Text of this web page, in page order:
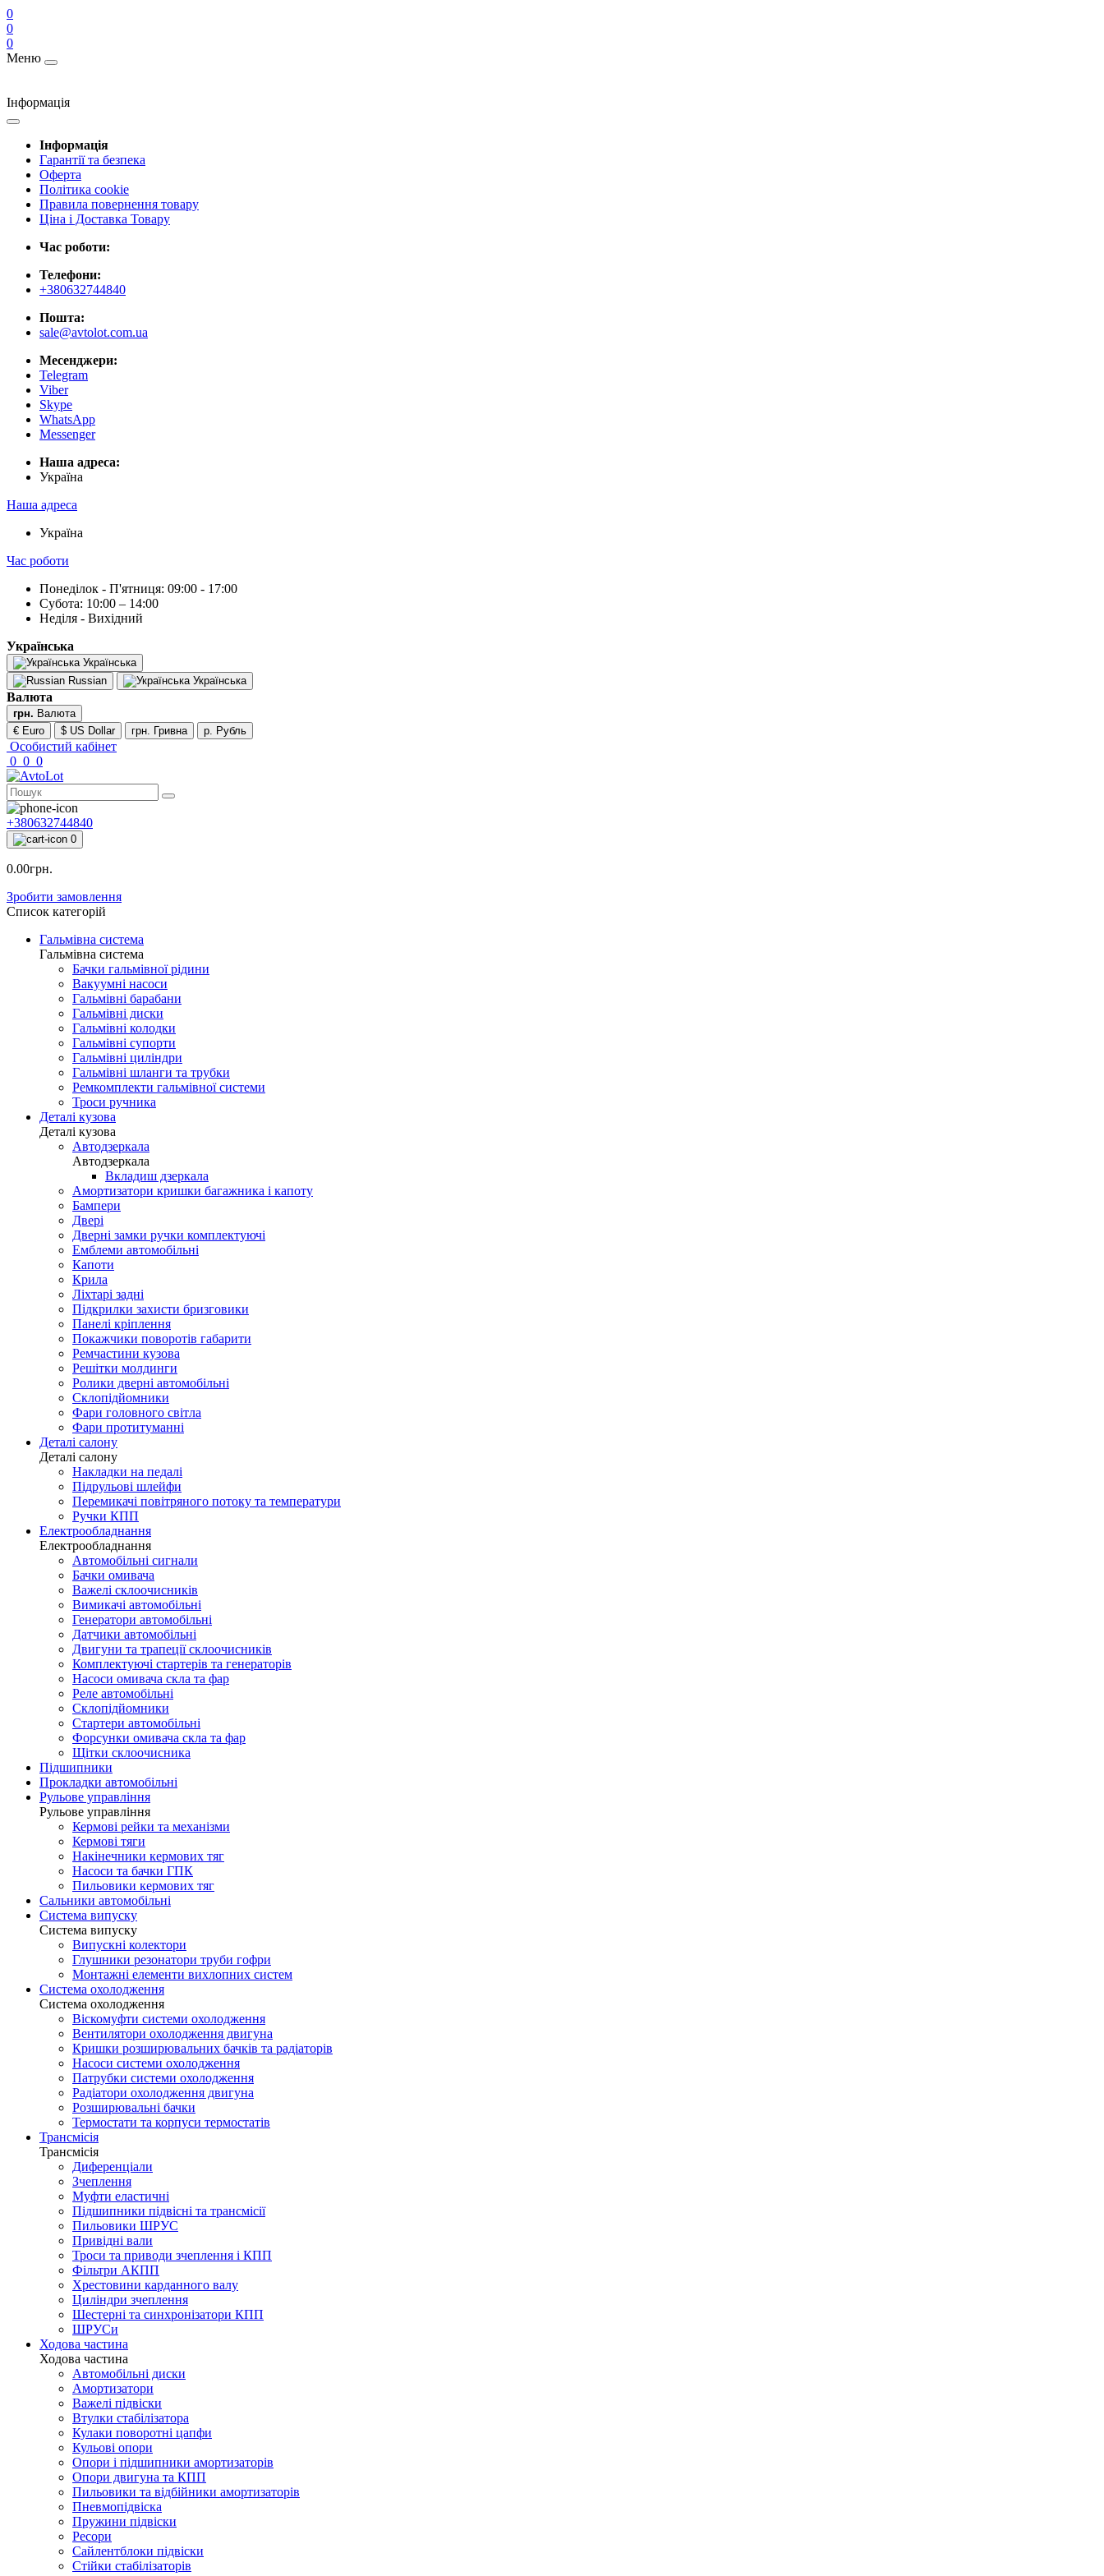
0
0
0
Меню
Інформація
Інформація
Гарантії та безпека
Оферта
Політика cookie
Правила повернення товару
Ціна і Доставка Товару
Час роботи:
Телефони:
+380632744840
Пошта:
sale@avtolot.com.ua
Месенджери:
Telegram
Viber
Skype
WhatsApp
Messenger
Наша адреса:
Українa
Наша адреса
Українa
Час роботи
Понеділок - П'ятниця: 09:00 - 17:00
Субота: 10:00 – 14:00
Неділя - Вихідний
Українська
Українська
Russian
Українська
Валюта
грн. Валюта
€ Euro
$ US Dollar грн. Гривна р. Рубль
Особистий кабінет
0 0 0
+380632744840
0
0.00грн.
Зробити замовлення
Список категорій
Гальмівна система
Гальмівна система
Бачки гальмівної рідини
Вакуумні насоси
Гальмівні барабани
Гальмівні диски
Гальмівні колодки
Гальмівні супорти
Гальмівні циліндри
Гальмівні шланги та трубки
Ремкомплекти гальмівної системи
Троси ручника
Деталі кузова
Деталі кузова
Автодзеркала
Автодзеркала
Вкладиш дзеркала
Амортизатори кришки багажника і капоту
Бампери
Двері
Дверні замки ручки комплектуючі
Емблеми автомобільні
Капоти
Крила
Ліхтарі задні
Підкрилки захисти бризговики
Панелі кріплення
Покажчики поворотів габарити
Ремчастини кузова
Решітки молдинги
Ролики дверні автомобільні
Склопідйомники
Фари головного світла
Фари протитуманні
Деталі салону
Деталі салону
Накладки на педалі
Підрульові шлейфи
Перемикачі повітряного потоку та температури
Ручки КПП
Електрообладнання
Електрообладнання
Автомобільні сигнали
Бачки омивача
Важелі склоочисників
Вимикачі автомобільні
Генератори автомобільні
Датчики автомобільні
Двигуни та трапеції склоочисників
Комплектуючі стартерів та генераторів
Насоси омивача скла та фар
Реле автомобільні
Склопідйомники
Стартери автомобільні
Форсунки омивача скла та фар
Щітки склоочисника
Підшипники
Прокладки автомобільні
Рульове управління
Рульове управління
Кермові рейки та механізми
Кермові тяги
Накінечники кермових тяг
Насоси та бачки ГПК
Пильовики кермових тяг
Сальники автомобільні
Система випуску
Система випуску
Випускні колектори
Глушники резонатори труби гофри
Монтажні елементи вихлопних систем
Система охолодження
Система охолодження
Віскомуфти системи охолодження
Вентилятори охолодження двигуна
Кришки розширювальних бачків та радіаторів
Насоси системи охолодження
Патрубки системи охолодження
Радіатори охолодження двигуна
Розширювальні бачки
Термостати та корпуси термостатів
Трансмісія
Трансмісія
Диференціали
Зчеплення
Муфти еластичні
Підшипники підвісні та трансмісії
Пильовики ШРУС
Привідні вали
Троси та приводи зчеплення і КПП
Фільтри АКПП
Хрестовини карданного валу
Циліндри зчеплення
Шестерні та синхронізатори КПП
ШРУСи
Ходова частина
Ходова частина
Автомобільні диски
Амортизатори
Важелі підвіски
Втулки стабілізатора
Кулаки поворотні цапфи
Кульові опори
Опори і підшипники амортизаторів
Опори двигуна та КПП
Пильовики та відбійники амортизаторів
Пневмопідвіска
Пружини підвіски
Ресори
Сайлентблоки підвіски
Стійки стабілізаторів